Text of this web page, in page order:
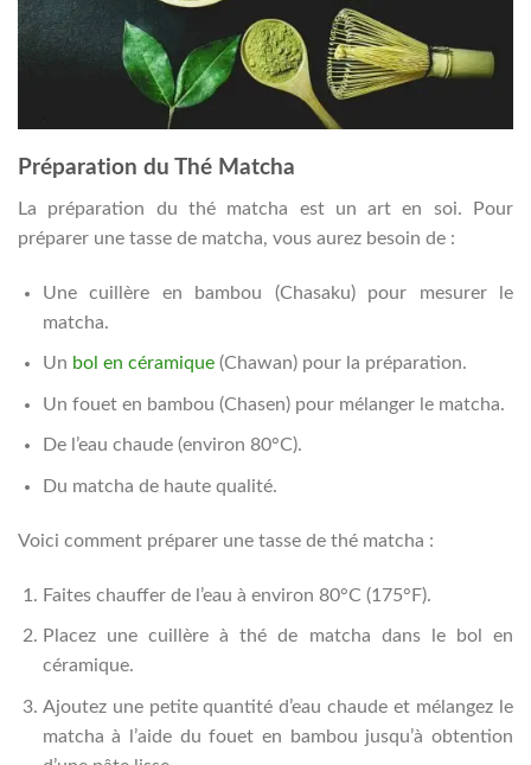
Préparation du Thé Matcha
La préparation du thé matcha est un art en soi. Pour
préparer une tasse de matcha, vous aurez besoin de :
Une cuillère en bambou (Chasaku) pour mesurer le
matcha.
Un bol en céramique(Chawan) pour la préparation.
Un fouet en bambou (Chasen) pour mélanger le matcha.
De l’eau chaude (environ 80°C).
Du matcha de haute qualité.
Voici comment préparer une tasse de thé matcha :
Faites chauffer de l’eau à environ 80°C (175°F).
Placez une cuillère à thé de matcha dans le bol en
céramique.
Ajoutez une petite quantité d’eau chaude et mélangez le
matcha à l’aide du fouet en bambou jusqu’à obtention